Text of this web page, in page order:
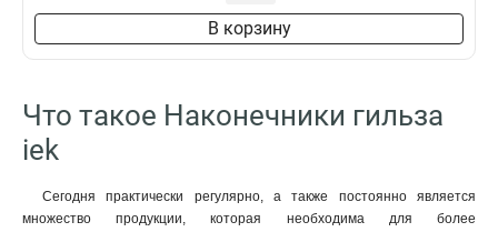
В корзину
Что такое Наконечники гильза
iek
Сегодня практически регулярно, а также постоянно является
множество продукции, которая необходима для более